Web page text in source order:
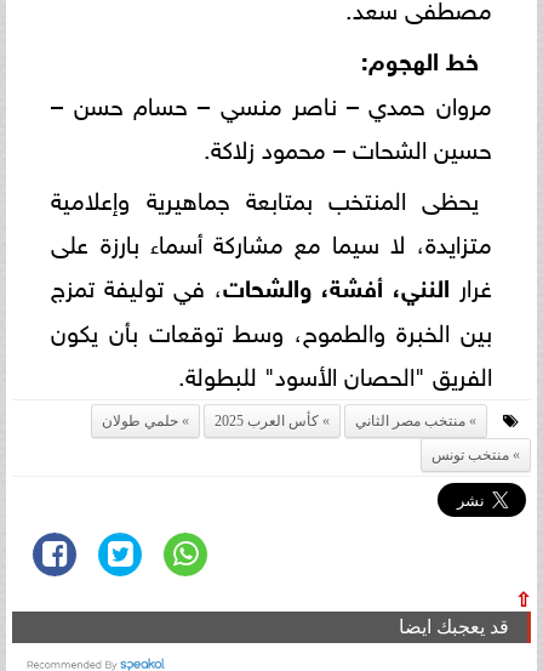
خط الهجوم:
مروان حمدي – ناصر منسي – حسام حسن –
حسين الشحات – محمود زلاكة.
يحظى المنتخب بمتابعة جماهيرية وإعلامية
متزايدة، لا سيما مع مشاركة أسماء بارزة على
غرار النني، أفشة، والشحات، في توليفة تمزج
بين الخبرة والطموح، وسط توقعات بأن يكون
الفريق "الحصان الأسود" للبطولة.
منتخب مصر الثاني كأس العرب 2025
حلمي طولان
منتخب تونس
⇧
قد يعجبك ايضا